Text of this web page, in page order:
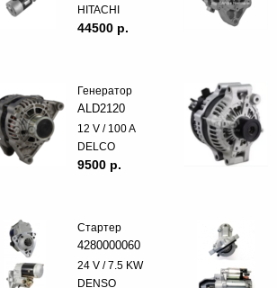
HITACHI
44500 p.
Генератор
ALD2120
12 V / 100 A
DELCO
9500 p.
Стартер
4280000060
24 V / 7.5 KW
DENSO